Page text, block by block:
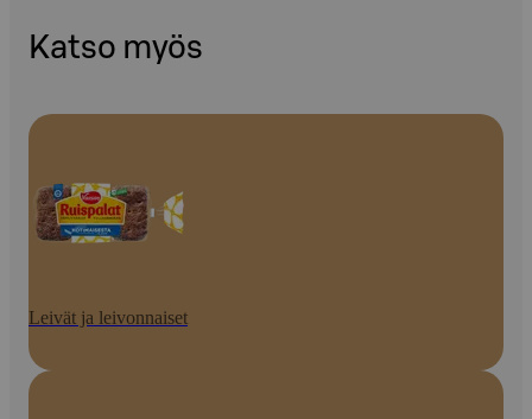
Katso myös
Leivät ja leivonnaiset